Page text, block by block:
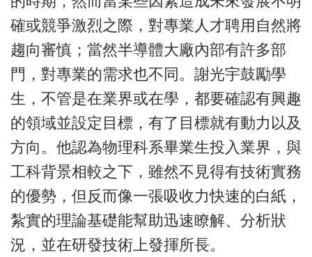
確或競爭激烈之際，對專業人才聘用自然將
趨向審慎；當然半導體大廠內部有許多部
門，對專業的需求也不同。謝光宇鼓勵學
生，不管是在業界或在學，都要確認有興趣
的領域並設定目標，有了目標就有動力以及
方向。他認為物理科系畢業生投入業界，與
工科背景相較之下，雖然不見得有技術實務
的優勢，但反而像一張吸收力快速的白紙，
紮實的理論基礎能幫助迅速瞭解、分析狀
況，並在研發技術上發揮所長。